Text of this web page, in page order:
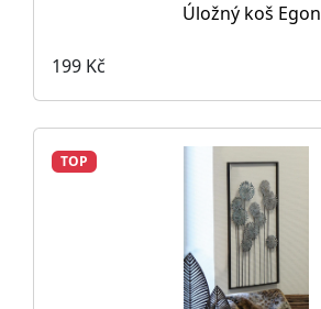
Úložný koš Egon
199 Kč
TOP